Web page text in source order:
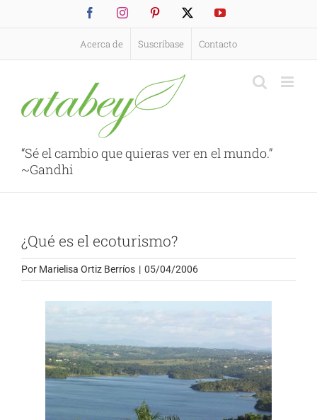
FacebookInstagramPinterest YouTube
Acerca de Suscríbase Contacto
“Sé el cambio que quieras ver en el mundo.”
~Gandhi
¿Qué es el ecoturismo?
Por Marielisa Ortiz Berríos | 05/04/2006